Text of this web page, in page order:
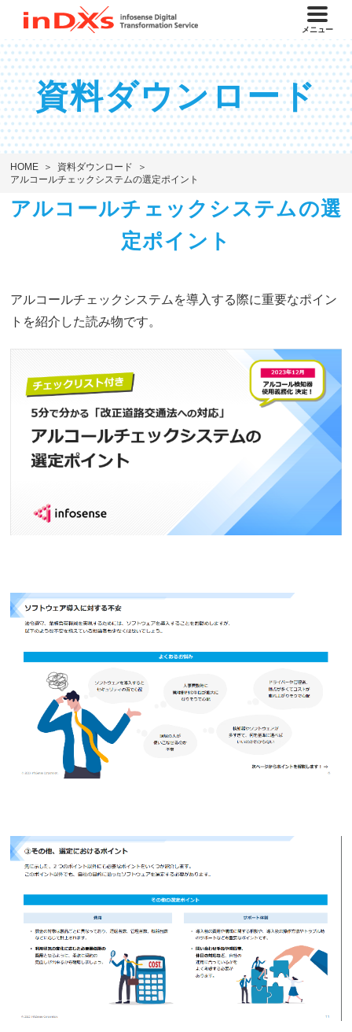
メニュー
資料ダウンロード
HOME
資料ダウンロード
アルコールチェックシステムの選定ポイント
アルコールチェックシステムの選
定ポイント
アルコールチェックシステムを導入する際に重要なポイン
トを紹介した読み物です。